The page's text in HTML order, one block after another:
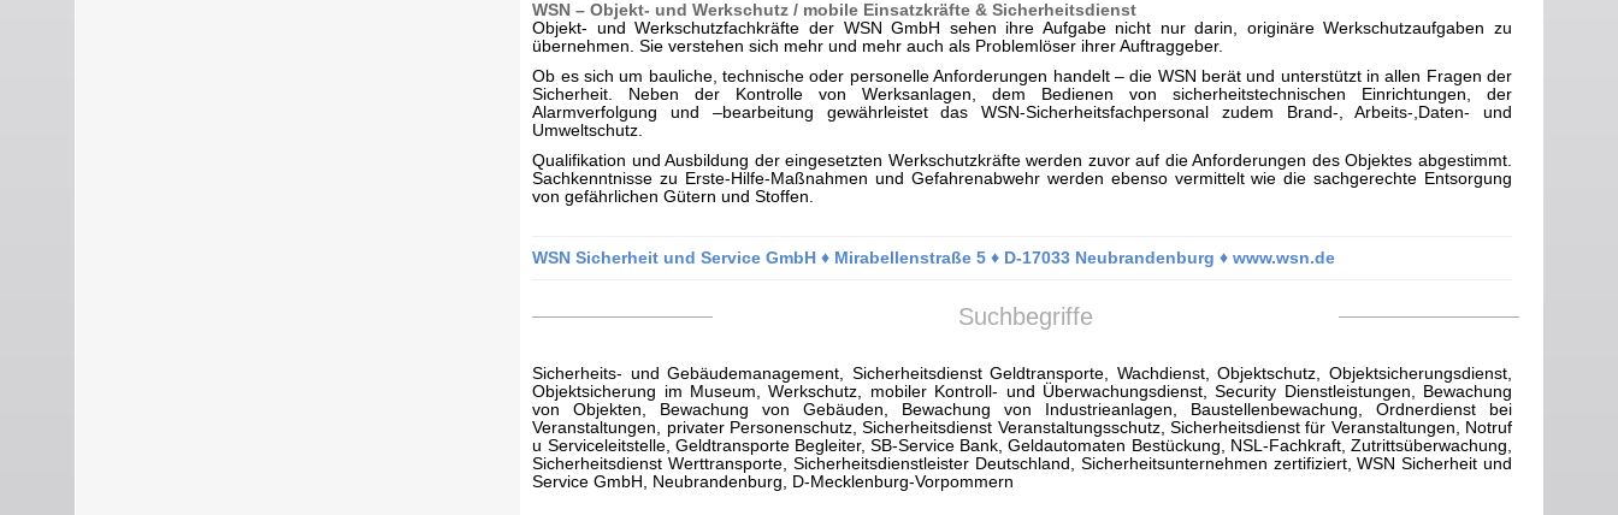
WSN – Objekt- und Werkschutz / mobile Einsatzkräfte & Sicherheitsdienst
Objekt- und Werkschutzfachkräfte der WSN GmbH sehen ihre Aufgabe nicht nur darin, originäre Werkschutzaufgaben zu
übernehmen. Sie verstehen sich mehr und mehr auch als Problemlöser ihrer Auftraggeber.
Ob es sich um bauliche, technische oder personelle Anforderungen handelt – die WSN berät und unterstützt in allen Fragen der
Sicherheit. Neben der Kontrolle von Werksanlagen, dem Bedienen von sicherheitstechnischen Einrichtungen, der
Alarmverfolgung und –bearbeitung gewährleistet das WSN-Sicherheitsfachpersonal zudem Brand-, Arbeits-,Daten- und
Umweltschutz.
Qualifikation und Ausbildung der eingesetzten Werkschutzkräfte werden zuvor auf die Anforderungen des Objektes abgestimmt.
Sachkenntnisse zu Erste-Hilfe-Maßnahmen und Gefahrenabwehr werden ebenso vermittelt wie die sachgerechte Entsorgung
von gefährlichen Gütern und Stoffen.
WSN Sicherheit und Service GmbH ♦ Mirabellenstraße 5 ♦ D-17033 Neubrandenburg ♦ www.wsn.de
Suchbegriffe
Sicherheits- und Gebäudemanagement, Sicherheitsdienst Geldtransporte, Wachdienst, Objektschutz, Objektsicherungsdienst,
Objektsicherung im Museum, Werkschutz, mobiler Kontroll- und Überwachungsdienst, Security Dienstleistungen, Bewachung
von Objekten, Bewachung von Gebäuden, Bewachung von Industrieanlagen, Baustellenbewachung, Ordnerdienst bei
Veranstaltungen, privater Personenschutz, Sicherheitsdienst Veranstaltungsschutz, Sicherheitsdienst für Veranstaltungen, Notruf
u Serviceleitstelle, Geldtransporte Begleiter, SB-Service Bank, Geldautomaten Bestückung, NSL-Fachkraft, Zutrittsüberwachung,
Sicherheitsdienst Werttransporte, Sicherheitsdienstleister Deutschland, Sicherheitsunternehmen zertifiziert, WSN Sicherheit und
Service GmbH, Neubrandenburg, D-Mecklenburg-Vorpommern